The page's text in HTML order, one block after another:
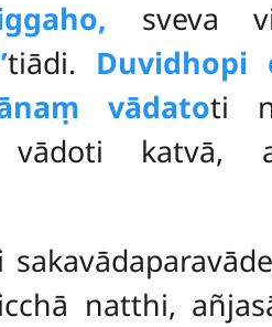
sveva
tiādi. Duvidhopi
vādatoti
katvā,
natthi,